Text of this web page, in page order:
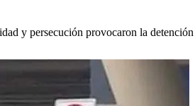
y persecución provocaron la detención